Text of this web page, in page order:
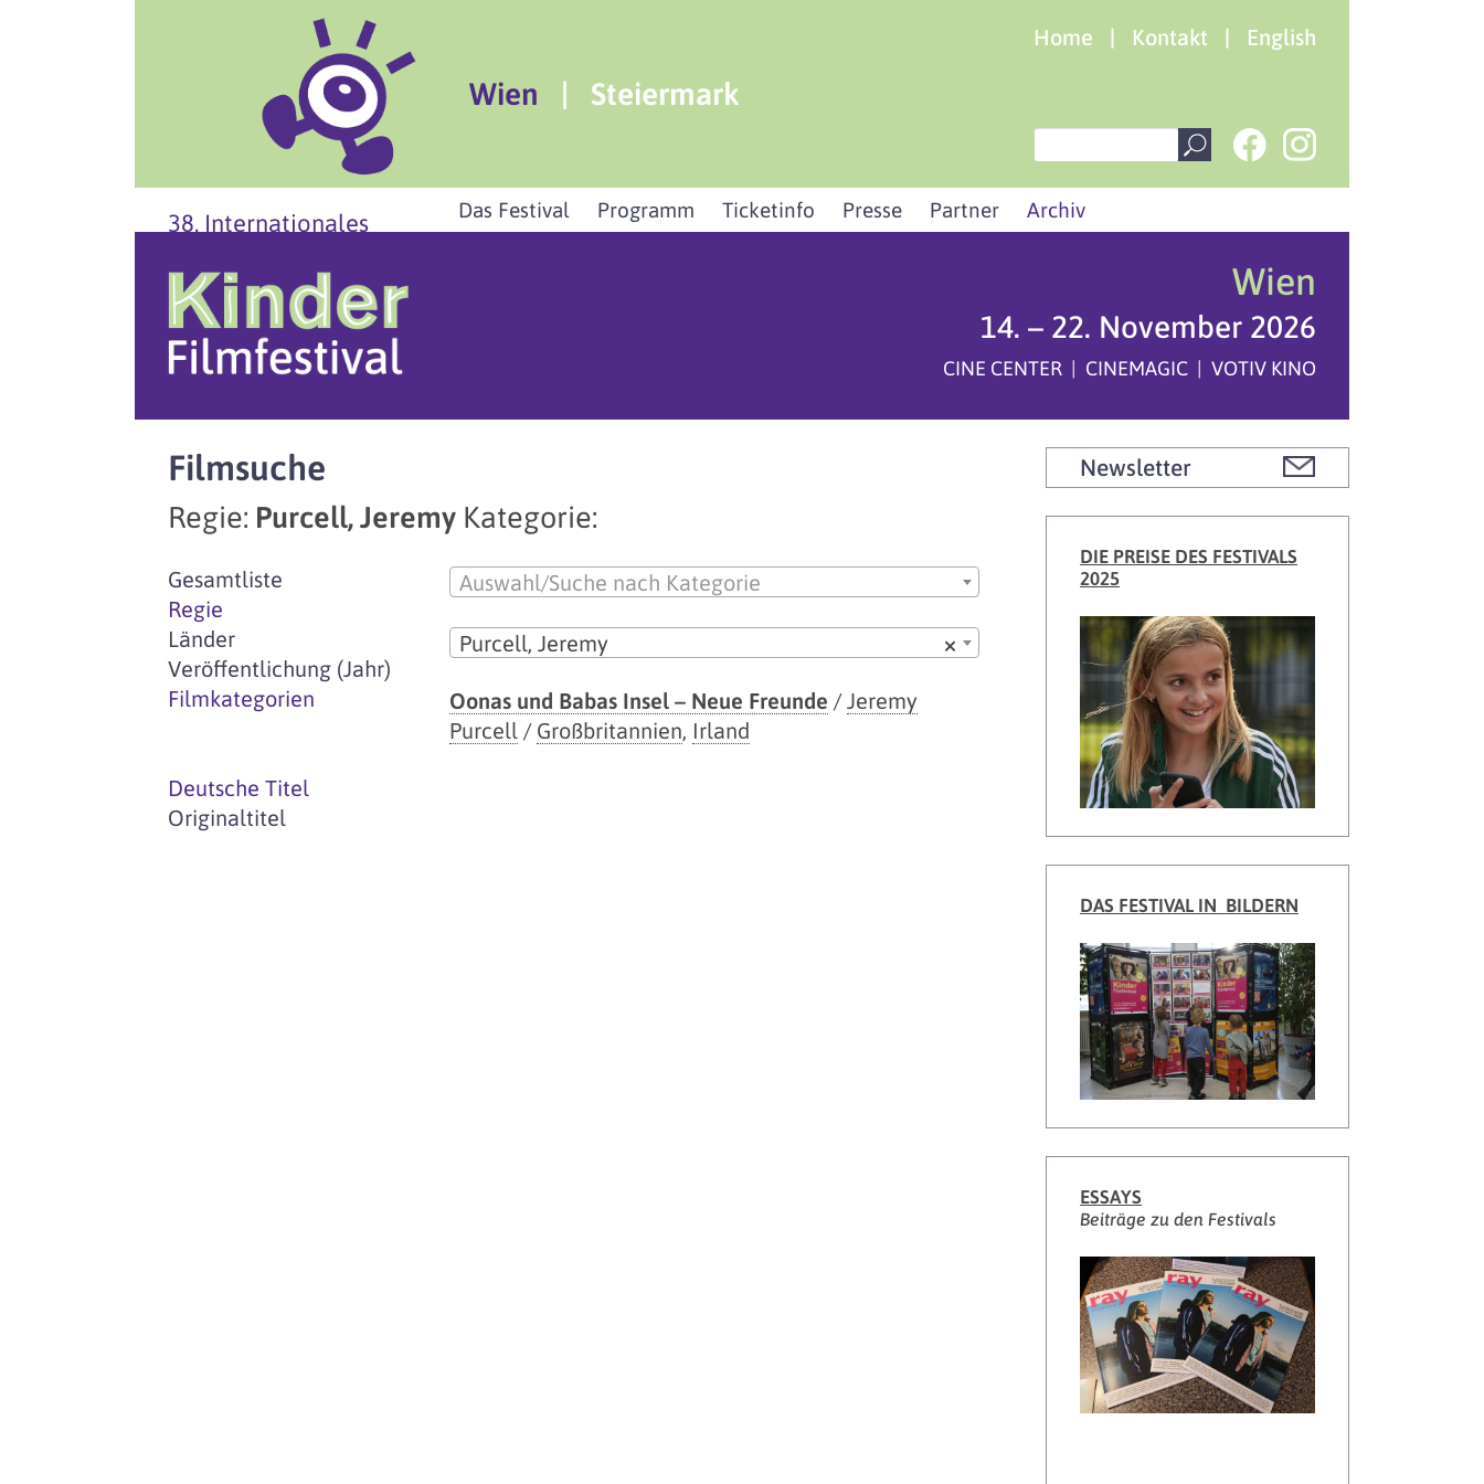
Home | Kontakt | English
Wien | Steiermark
38. Internationales Das Festival Programm Ticketinfo Presse Partner Archiv
Wien
14. – 22. November 2026
CINE CENTER | CINEMAGIC | VOTIV KINO
Filmsuche
Regie: Purcell, Jeremy Kategorie:
Gesamtliste
Regie
Länder
Veröffentlichung (Jahr)
Filmkategorien
Deutsche Titel
Originaltitel
Auswahl/Suche nach Kategorie
×
Purcell, Jeremy
Oonas und Babas Insel – Neue Freunde / Jeremy
Purcell / Großbritannien Irland
Newsletter
DIE PREISE DES FESTIVALS
2025
DAS FESTIVAL IN BILDERN
ESSAYS
Beiträge zu den Festivals